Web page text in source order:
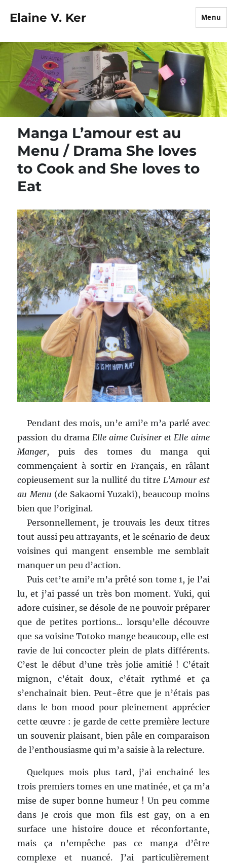
Elaine V. Ker Menu
Manga L’amour est au
Menu / Drama She loves
to Cook and She loves to
Eat
Pendant des mois, un’e ami’e m’a parlé avec
passion du drama Elle aime Cuisiner et Elle aime
Manger, puis des tomes du manga qui
commençaient à sortir en Français, en râlant
copieusement sur la nullité du titre L’Amour est
au Menu (de Sakaomi Yuzaki), beaucoup moins
bien que l’original.
Personnellement, je trouvais les deux titres
tout aussi peu attrayants, et le scénario de deux
voisines qui mangent ensemble me semblait
manquer un peu d’action.
Puis cet’te ami’e m’a prêté son tome 1, je l’ai
lu, et j’ai passé un très bon moment. Yuki, qui
adore cuisiner, se désole de ne pouvoir préparer
que de petites portions… lorsqu’elle découvre
que sa voisine Totoko mange beaucoup, elle est
ravie de lui concocter plein de plats différents.
C’est le début d’une très jolie amitié ! C’était
mignon, c’était doux, c’était rythmé et ça
s’enchainait bien. Peut-être que je n’étais pas
dans le bon mood pour pleinement apprécier
cette œuvre : je garde de cette première lecture
un souvenir plaisant, bien pâle en comparaison
de l’enthousiasme qui m’a saisie à la relecture.
Quelques mois plus tard, j’ai enchainé les
trois premiers tomes en une matinée, et ça m’a
mise de super bonne humeur ! Un peu comme
dans Je crois que mon fils est gay, on a en
surface une histoire douce et réconfortante,
mais ça n’empêche pas ce manga d’être
complexe et nuancé. J’ai particulièrement